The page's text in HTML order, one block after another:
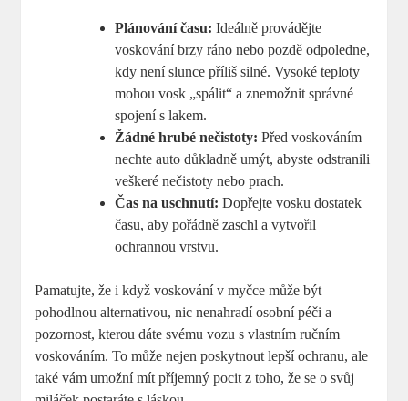
Plánování času: Ideálně provádějte
voskování brzy ráno nebo pozdě odpoledne,
kdy není slunce příliš silné. Vysoké teploty
mohou vosk „spálit“ a znemožnit správné
spojení s lakem.
Žádné hrubé nečistoty: Před voskováním
nechte auto důkladně umýt, abyste odstranili
veškeré nečistoty nebo prach.
Čas na uschnutí: Dopřejte vosku dostatek
času, aby pořádně zaschl a vytvořil
ochrannou vrstvu.
Pamatujte, že i když voskování v myčce může být
pohodlnou alternativou, nic nenahradí osobní péči a
pozornost, kterou dáte svému vozu s vlastním ručním
voskováním. To může nejen poskytnout lepší ochranu, ale
také vám umožní mít příjemný pocit z toho, že se o svůj